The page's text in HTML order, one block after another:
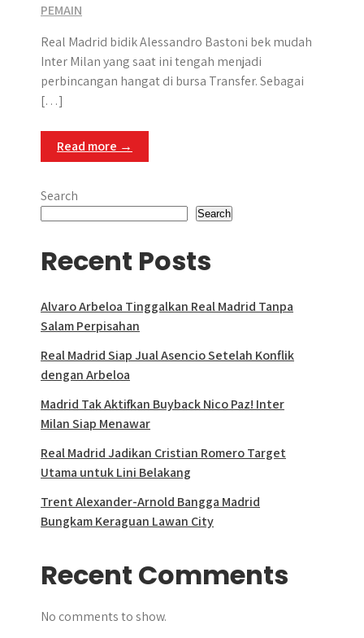
PEMAIN
Real Madrid bidik Alessandro Bastoni bek mudah
Inter Milan yang saat ini tengah menjadi
perbincangan hangat di bursa Transfer. Sebagai
[…]
Read more →
Search
Search
Recent Posts
Alvaro Arbeloa Tinggalkan Real Madrid Tanpa
Salam Perpisahan
Real Madrid Siap Jual Asencio Setelah Konflik
dengan Arbeloa
Madrid Tak Aktifkan Buyback Nico Paz! Inter
Milan Siap Menawar
Real Madrid Jadikan Cristian Romero Target
Utama untuk Lini Belakang
Trent Alexander-Arnold Bangga Madrid
Bungkam Keraguan Lawan City
Recent Comments
No comments to show.